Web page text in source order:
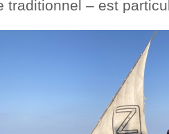
traditionnel – est